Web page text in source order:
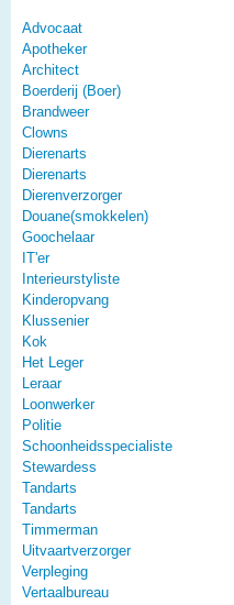
Advocaat
Apotheker
Architect
Boerderij (Boer)
Brandweer
Clowns
Dierenarts
Dierenarts
Dierenverzorger
Douane(smokkelen)
Goochelaar
IT'er
Interieurstyliste
Kinderopvang
Klussenier
Kok
Het Leger
Leraar
Loonwerker
Politie
Schoonheidsspecialiste
Stewardess
Tandarts
Tandarts
Timmerman
Uitvaartverzorger
Verpleging
Vertaalbureau